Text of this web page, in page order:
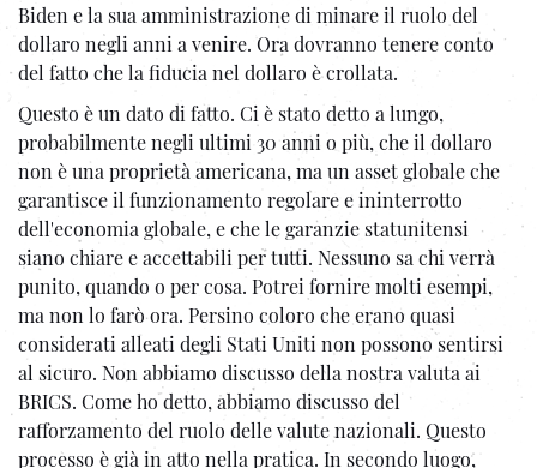
Biden e la sua amministrazione di minare il ruolo del
dollaro negli anni a venire. Ora dovranno tenere conto
del fatto che la fiducia nel dollaro è crollata.
Questo è un dato di fatto. Ci è stato detto a lungo,
probabilmente negli ultimi 30 anni o più, che il dollaro
non è una proprietà americana, ma un asset globale che
garantisce il funzionamento regolare e ininterrotto
dell'economia globale, e che le garanzie statunitensi
siano chiare e accettabili per tutti. Nessuno sa chi verrà
punito, quando o per cosa. Potrei fornire molti esempi,
ma non lo farò ora. Persino coloro che erano quasi
considerati alleati degli Stati Uniti non possono sentirsi
al sicuro. Non abbiamo discusso della nostra valuta ai
BRICS. Come ho detto, abbiamo discusso del
rafforzamento del ruolo delle valute nazionali. Questo
processo è già in atto nella pratica. In secondo luogo,